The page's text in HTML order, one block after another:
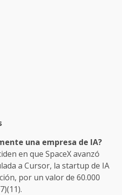
una empresa de IA?
en que SpaceX avanzó
a Cursor, la startup de IA
por un valor de 60.000